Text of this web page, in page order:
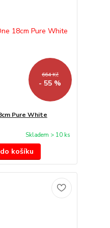
664 Kč
- 55 %
Pure White
Skladem > 10 ks
košíku